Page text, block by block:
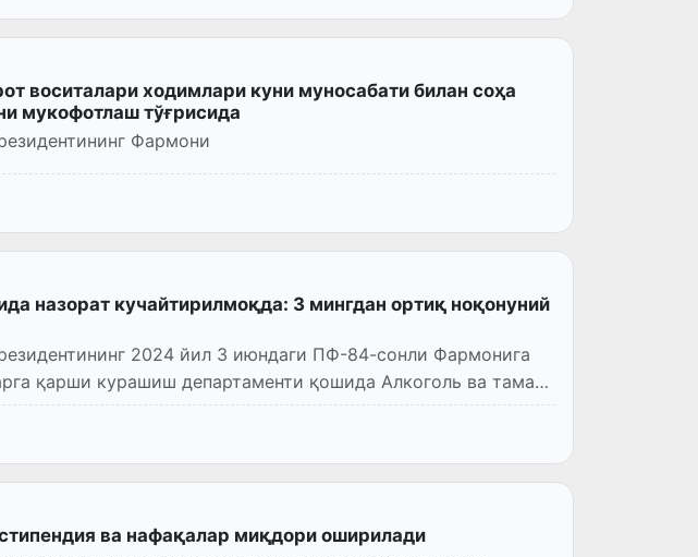
воситалари ходимлари куни муносабати билан соҳа
мукофотлаш тўғрисида
Фармони
назорат кучайтирилмоқда: 3 мингдан ортиқ ноқонуний
2024 йил 3 июндаги ПФ-84-сонли Фармонига
қарши курашиш департаменти қошида Алкоголь ва тамаки
ва нафақалар миқдори оширилади